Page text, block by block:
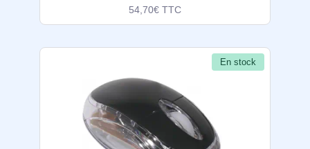
54,70€ TTC
En stock